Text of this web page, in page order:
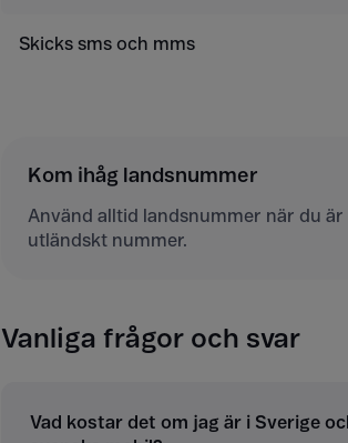
Skicks sms och mms
Kom ihåg landsnummer
Använd alltid landsnummer när du
utländskt nummer.
Vanliga frågor och svar
Vad kostar det om jag är i Sverige